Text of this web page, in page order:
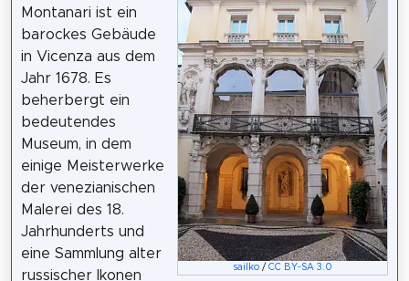
sailko /CC BY-SA 3.0
Montanari ist ein
barockes Gebäude
in Vicenza aus dem
Jahr 1678. Es
beherbergt ein
bedeutendes
Museum, in dem
einige Meisterwerke
der venezianischen
Malerei des 18.
Jahrhunderts und
eine Sammlung alter
russischer Ikonen